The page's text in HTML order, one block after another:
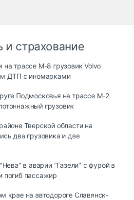
и страхование
на трассе М-8 грузовик Volvo
ДТП с иномарками
Подмосковья на трассе М-2
грузовик
Тверской области на
два грузовика и две
в аварии "Газели" с фурой в
погиб пассажир
крае на автодороге Славянск-